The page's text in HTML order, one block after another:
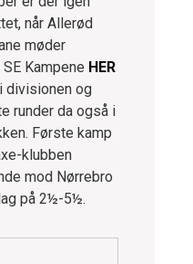
når Allerød
møder
SE Kampene HER
divisionen og
runder da også i
Første kamp
klubben
mod Nørrebro
på 2½-5½.